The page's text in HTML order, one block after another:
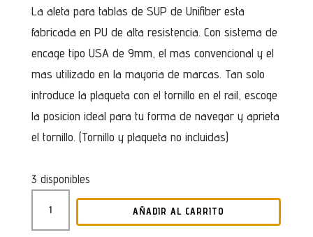
La aleta para tablas de SUP de Unifiber esta
fabricada en PU de alta resistencia. Con sistema de
encage tipo USA de 9mm, el mas convencional y el
mas utilizado en la mayoria de marcas. Tan solo
introduce la plaqueta con el tornillo en el rail, escoge
la posicion ideal para tu forma de navegar y aprieta
el tornillo. (Tornillo y plaqueta no incluidas)
3 disponibles
AÑADIR AL CARRITO